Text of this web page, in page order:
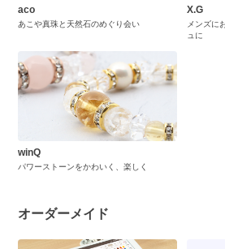
aco
あこや真珠と天然石のめぐり会い
X.G
メンズに
ュに
winQ
パワーストーンをかわいく、楽しく
オーダーメイド